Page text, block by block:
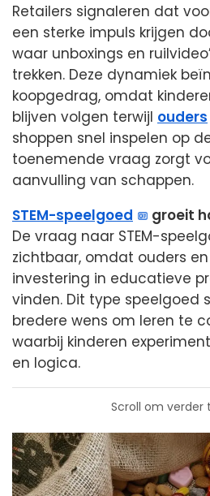
Retailers signaleren dat
een sterke impuls krijgen
waar unboxings en
trekken. Deze dynamiek
koopgedrag, omdat
blijven volgen terwijl ouders
shoppen snel inspelen op
toenemende vraag zorgt
aanvulling van schappen.
STEM-speelgoed
groeit
De vraag naar STEM-
zichtbaar, omdat ouders
investering in educatieve
vinden. Dit type speelgoed
bredere wens om leren te
waarbij kinderen
en logica.
Scroll om verder